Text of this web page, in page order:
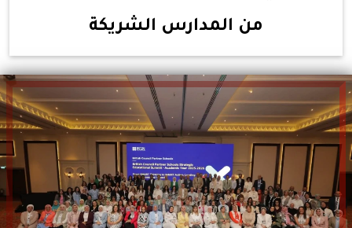
من المدارس الشريكة